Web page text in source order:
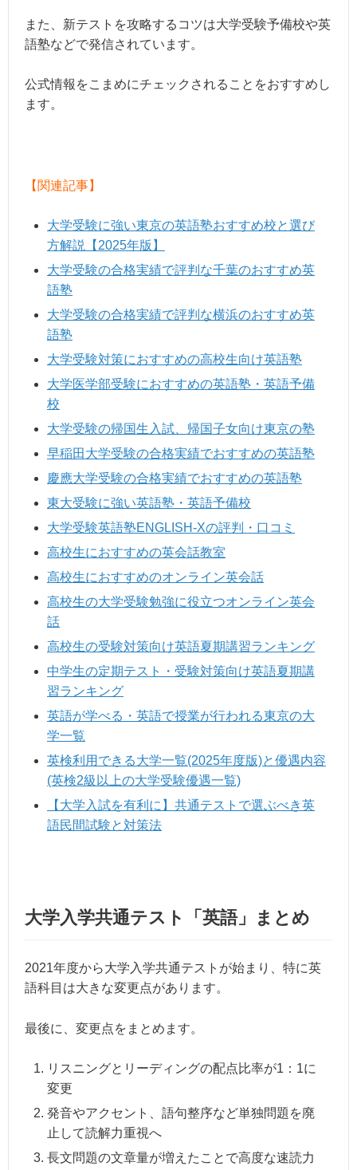
また、新テストを攻略するコツは大学受験予備校や英
語塾などで発信されています。
公式情報をこまめにチェックされることをおすすめし
ます。
【関連記事】
大学受験に強い東京の英語塾おすすめ校と選び
方解説【2025年版】
大学受験の合格実績で評判な千葉のおすすめ英
語塾
大学受験の合格実績で評判な横浜のおすすめ英
語塾
大学受験対策におすすめの高校生向け英語塾
大学医学部受験におすすめの英語塾・英語予備
校
大学受験の帰国生入試、帰国子女向け東京の塾
早稲田大学受験の合格実績でおすすめの英語塾
慶應大学受験の合格実績でおすすめの英語塾
東大受験に強い英語塾・英語予備校
大学受験英語塾ENGLISH-Xの評判・口コミ
高校生におすすめの英会話教室
高校生におすすめのオンライン英会話
高校生の大学受験勉強に役立つオンライン英会
話
高校生の受験対策向け英語夏期講習ランキング
中学生の定期テスト・受験対策向け英語夏期講
習ランキング
英語が学べる・英語で授業が行われる東京の大
学一覧
英検利用できる大学一覧(2025年度版)と優遇内容
(英検2級以上の大学受験優遇一覧)
【大学入試を有利に】共通テストで選ぶべき英
語民間試験と対策法
大学入学共通テスト「英語」まとめ
2021年度から大学入学共通テストが始まり、特に英
語科目は大きな変更点があります。
最後に、変更点をまとめます。
リスニングとリーディングの配点比率が1：1に
変更
発音やアクセント、語句整序など単独問題を廃
止して読解力重視へ
長文問題の文章量が増えたことで高度な速読力